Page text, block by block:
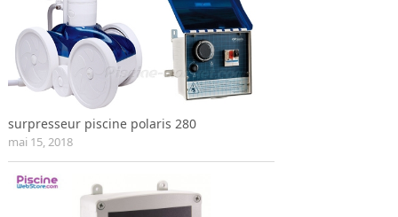
surpresseur piscine polaris 280
mai 15, 2018